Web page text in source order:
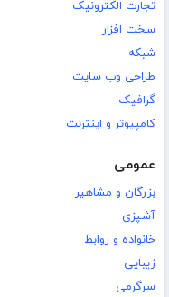
تجارت الکترونیک
سخت افزار
شبکه
طراحی وب سایت
گرافیک
کامپیوتر و اینترنت
عمومی
بزرگان و مشاهیر
آشپزی
خانواده و روابط
زیبایی
سرگرمی